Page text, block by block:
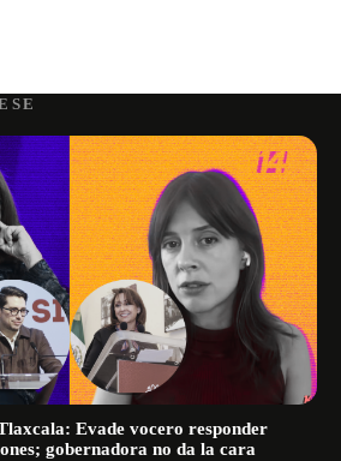
Evade vocero responder
gobernadora no da la cara